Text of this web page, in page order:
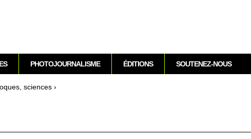
sci­ences ›
PHOTOJOURNALISME ÉDITIONS SOUTENEZ-NOUS